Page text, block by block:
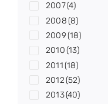
2007(4)
2008(8)
2009(18)
2010(13)
2011(18)
2012(52)
2013(40)